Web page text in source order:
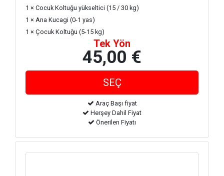
1 × Cocuk Koltuğu yükseltici (15 / 30 kg)
1 × Ana Kucagi (0-1 yas)
1 × Çocuk Koltuğu (5-15 kg)
Tek Yön
45,00 €
Araç Başı fiyat
Herşey Dahil Fiyat
Önerilen Fiyatı